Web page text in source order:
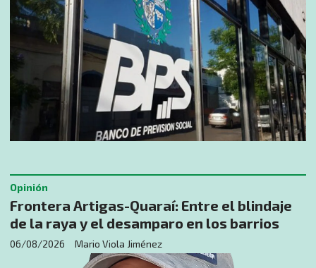
​Frontera Artigas-Quaraí: Entre el blindaje
de la raya y el desamparo en los barrios
Mario Viola Jiménez
Opinión
06/08/2026